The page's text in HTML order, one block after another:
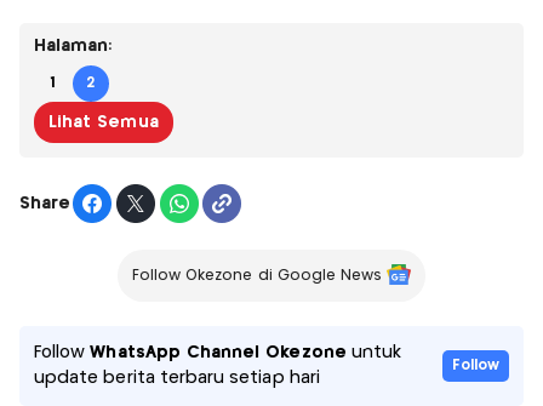
Halaman:
1 2
Lihat Semua
Share
Follow Okezone di Google News
FollowWhatsApp Channel Okezone untuk
update berita terbaru setiap hari
Follow